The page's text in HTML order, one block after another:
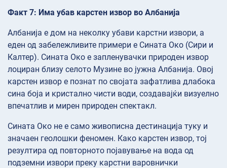
Факт 7: Има убав карстен извор во Албанија
Албанија е дом на неколку убави карстни извори, а
еден од забележливите примери е Сината Око (Сири и
Калтер). Сината Око е запленувачки природен извор
лоциран близу селото Музине во јужна Албанија. Овој
карстен извор е познат по својата зафатлива длабока
сина боја и кристално чисти води, создавајќи визуелно
впечатлив и мирен природен спектакл.
Сината Око не е само живописна дестинација туку и
значаен геолошки феномен. Како карстен извор, тој
резултира од повторното појавување на вода од
подземни извори преку карстни варовнички